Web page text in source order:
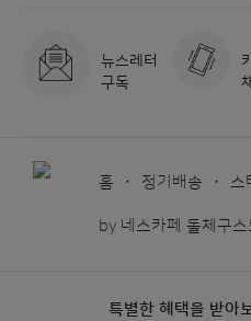
뉴스레터
구독
홈 정기배송 스
by 네스카페 돌체구스
특별한 혜택을 받아